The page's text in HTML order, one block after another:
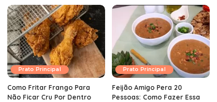
Prato Principal
Como Fritar Frango Para
Não Ficar Cru Por Dentro
Prato Principal
Feijão Amigo Pera 20
Pessoas: Como Fazer Essa